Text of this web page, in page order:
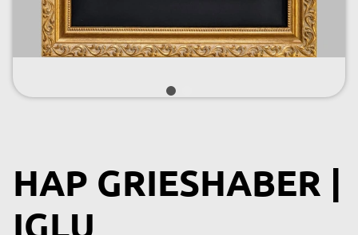
HAP GRIESHABER |
IGLU